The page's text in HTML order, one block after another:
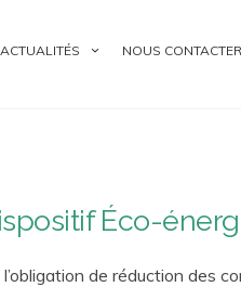
ACTUALITÉS NOUS CONTACTER
Éco-
de réduction des